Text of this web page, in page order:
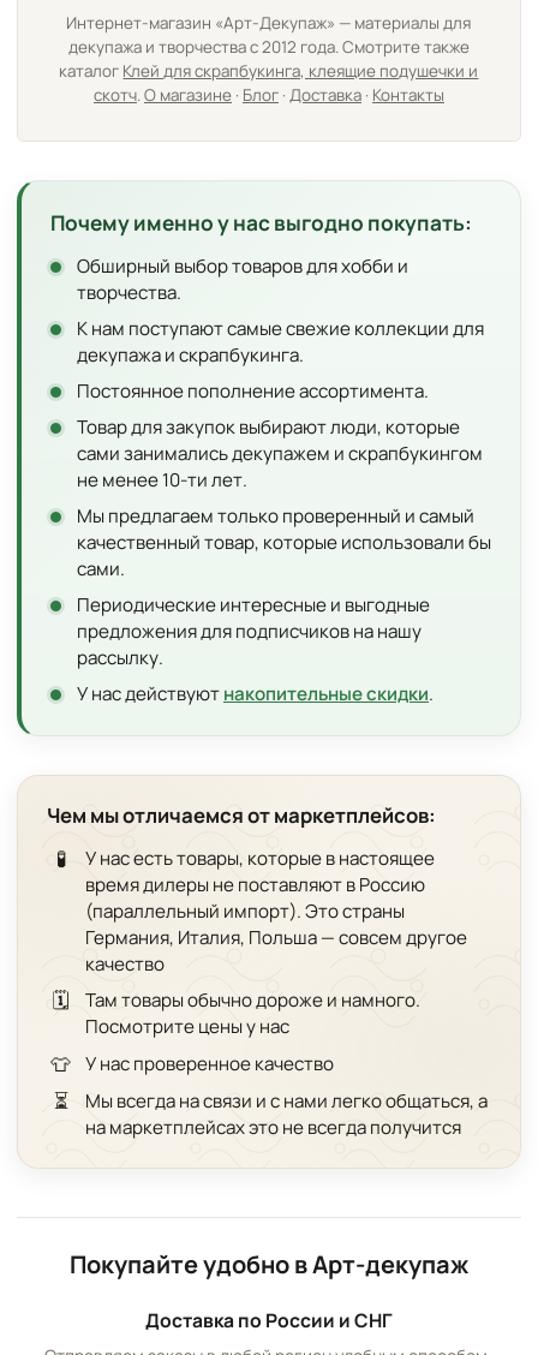
Интернет-магазин «Арт-Декупаж» — материалы для
декупажа и творчества с 2012 года. Смотрите также
каталог Клей для скрапбукинга, клеящие подушечки и
скотч.О магазине· Блог· Доставка· Контакты
Почему именно у нас выгодно покупать:
Обширный выбор товаров для хобби и
творчества.
К нам поступают самые свежие коллекции для
декупажа и скрапбукинга.
Постоянное пополнение ассортимента.
Товар для закупок выбирают люди, которые
сами занимались декупажем и скрапбукингом
не менее 10-ти лет.
Мы предлагаем только проверенный и самый
качественный товар, которые использовали бы
сами.
Периодические интересные и выгодные
предложения для подписчиков на нашу
рассылку.
У нас действуютнакопительные скидки.
Чем мы отличаемся от маркетплейсов:
🧪
У нас есть товары, которые в настоящее
время дилеры не поставляют в Россию
(параллельный импорт). Это страны
Германия, Италия, Польша — совсем другое
качество
🗓️
Там товары обычно дороже и намного.
Посмотрите цены у нас
👕 У нас проверенное качество
⏳
Мы всегда на связи и с нами легко общаться, а
на маркетплейсах это не всегда получится
Покупайте удобно в Арт-декупаж
Доставка по России и СНГ